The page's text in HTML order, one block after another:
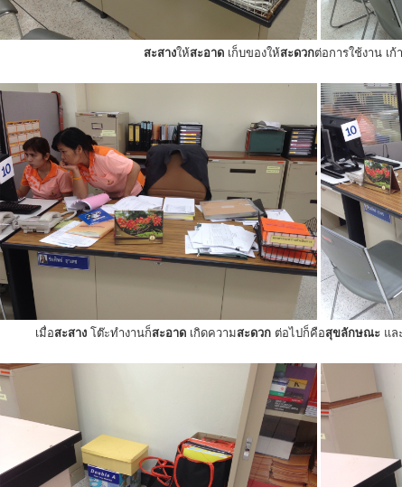
สะสางให้สะอาดเก็บของให้สะดวกต่อการใช้งาน เก้
เมื่อสะสางโต๊ะทำงานก็สะอาดเกิดความสะดวกต่อไปก็คือสุขลักษณะ แล